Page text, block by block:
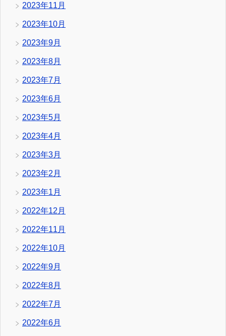
2023年11月
2023年10月
2023年9月
2023年8月
2023年7月
2023年6月
2023年5月
2023年4月
2023年3月
2023年2月
2023年1月
2022年12月
2022年11月
2022年10月
2022年9月
2022年8月
2022年7月
2022年6月